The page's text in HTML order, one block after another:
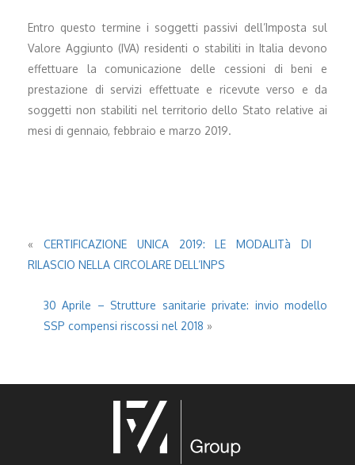
Entro questo termine i soggetti passivi dell’Imposta sul
Valore Aggiunto (IVA) residenti o stabiliti in Italia devono
effettuare la comunicazione delle cessioni di beni e
prestazione di servizi effettuate e ricevute verso e da
soggetti non stabiliti nel territorio dello Stato relative ai
mesi di gennaio, febbraio e marzo 2019.
« CERTIFICAZIONE UNICA 2019: LE MODALITà DI
RILASCIO NELLA CIRCOLARE DELL’INPS
30 Aprile – Strutture sanitarie private: invio modello
SSP compensi riscossi nel 2018 »